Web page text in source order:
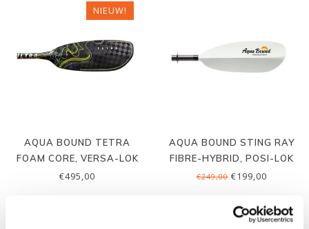
NIEUW!
AQUA BOUND TETRA
FOAM CORE, VERSA-LOK
€495,00
AQUA BOUND STING RAY
FIBRE-HYBRID, POSI-LOK
€249,00 €199,00